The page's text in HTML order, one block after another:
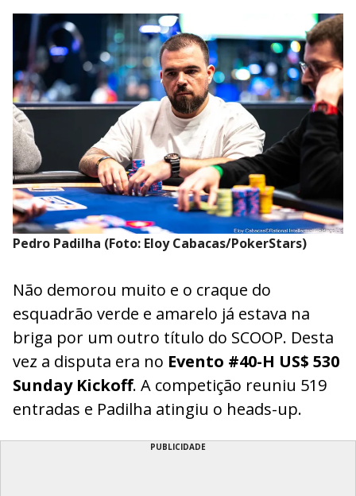
Pedro Padilha (Foto: Eloy Cabacas/PokerStars)
Não demorou muito e o craque do
esquadrão verde e amarelo já estava na
briga por um outro título do SCOOP. Desta
vez a disputa era no Evento #40-H US$ 530
Sunday Kickoff. A competição reuniu 519
entradas e Padilha atingiu o heads-up.
PUBLICIDADE